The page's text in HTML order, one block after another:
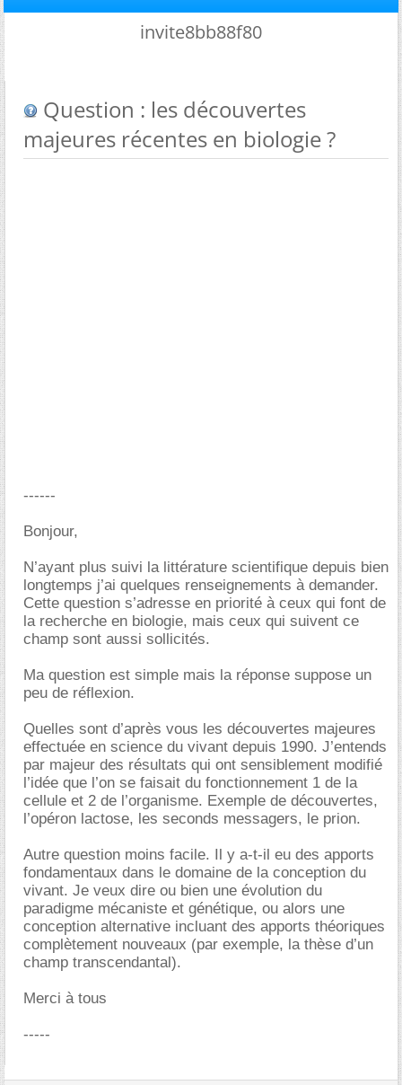
invite8bb88f80
Question : les découvertes
majeures récentes en biologie ?
------
Bonjour,
N’ayant plus suivi la littérature scientifique depuis bien
longtemps j’ai quelques renseignements à demander.
Cette question s’adresse en priorité à ceux qui font de
la recherche en biologie, mais ceux qui suivent ce
champ sont aussi sollicités.
Ma question est simple mais la réponse suppose un
peu de réflexion.
Quelles sont d’après vous les découvertes majeures
effectuée en science du vivant depuis 1990. J’entends
par majeur des résultats qui ont sensiblement modifié
l’idée que l’on se faisait du fonctionnement 1 de la
cellule et 2 de l’organisme. Exemple de découvertes,
l’opéron lactose, les seconds messagers, le prion.
Autre question moins facile. Il y a-t-il eu des apports
fondamentaux dans le domaine de la conception du
vivant. Je veux dire ou bien une évolution du
paradigme mécaniste et génétique, ou alors une
conception alternative incluant des apports théoriques
complètement nouveaux (par exemple, la thèse d’un
champ transcendantal).
Merci à tous
-----